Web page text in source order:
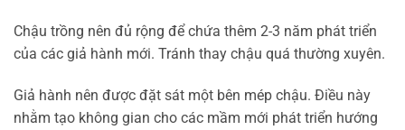
Chậu trồng nên đủ rộng để chứa thêm 2-3 năm phát triển
của các giả hành mới. Tránh thay chậu quá thường xuyên.
Giả hành nên được đặt sát một bên mép chậu. Điều này
nhằm tạo không gian cho các mầm mới phát triển hướng